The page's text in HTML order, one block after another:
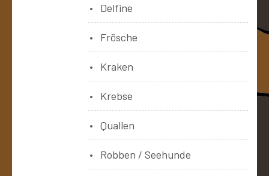
Delfine
Frösche
Kraken
Krebse
Quallen
Robben / Seehunde